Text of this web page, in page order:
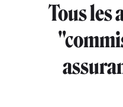
Tous les